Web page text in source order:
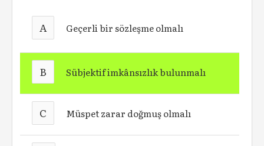
A Geçerli bir sözleşme olmalı
B Sübjektif imkânsızlık bulunmalı
C Müspet zarar doğmuş olmalı